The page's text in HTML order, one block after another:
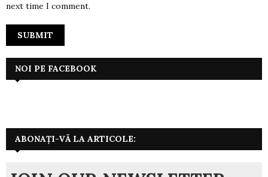
next time I comment.
NOI PE FACEBOOK
ABONAȚI-VĂ LA ARTICOLE: